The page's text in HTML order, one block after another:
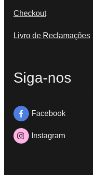
Checkout
Livro de Reclamações
Siga-nos
Facebook
Instagram